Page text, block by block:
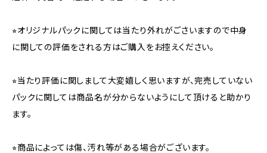
⭐︎オリジナルパックに関しては当たり外れがごさいますので中身
に関しての評価をされる方はご購入をお控えください。
⭐︎当たり評価に関しまして大変嬉しく思いますが、完売していない
パックに関しては商品名が分からないようにして頂けると助かり
ます。
⭐︎商品によっては傷、汚れ等がある場合がございます。